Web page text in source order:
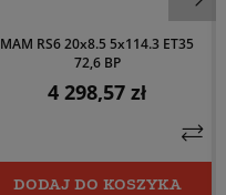
MAM RS6 20x8.5 5x114.3 ET35
72,6 BP
Cena
4 298,57 zł
DODAJ DO KOSZYKA